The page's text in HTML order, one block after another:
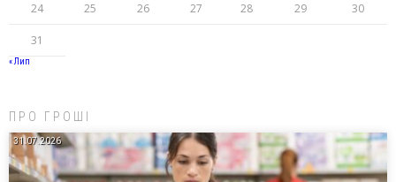
24 25 26 27 28 29 30
31
« Лип
ПРО ГРОШІ
31.07.2026